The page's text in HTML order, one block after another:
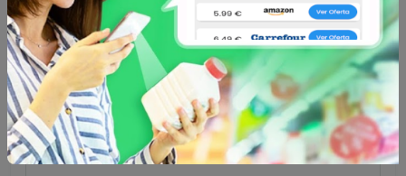
Nombre
Valoración
Comentario